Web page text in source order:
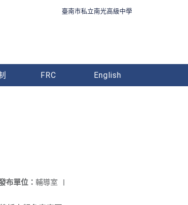
臺南市私立南光高級中學
FRC English
布單位： 輔導室 |